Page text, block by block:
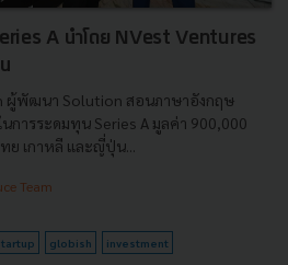
A นำโดย NVest Ventures
ผู้พัฒนา Solution สอนภาษาอังกฤษ
การระดมทุน Series A มูลค่า 900,000
เกาหลี และญี่ปุ่น...
Team
globish investment